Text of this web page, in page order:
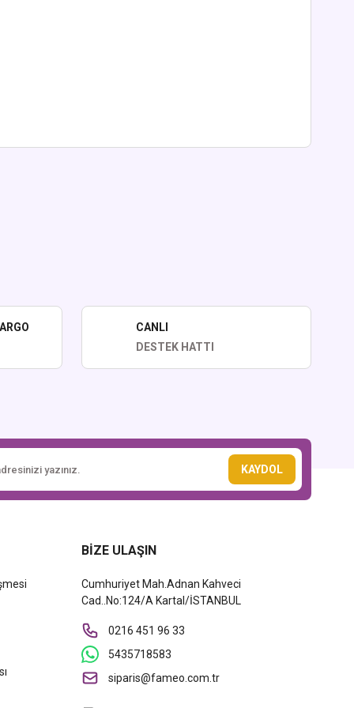
CANLI
DESTEK HATTI
KAYDOL
BİZE ULAŞIN
Cumhuriyet Mah.Adnan Kahveci
Cad..No:124/A Kartal/İSTANBUL
0216 451 96 33
5435718583
siparis@fameo.com.tr